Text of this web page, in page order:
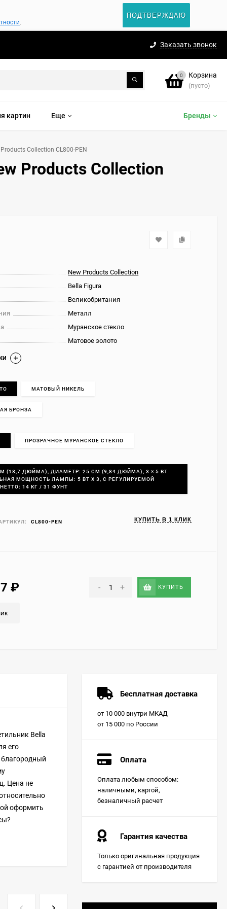
ПОДТВЕРЖДАЮ
Заказать звонок
0 Корзина
(пусто)
Бренды
картин Еще
Collection CL800-PEN
Products Collection
New Products Collection
Bella Figura
Великобритания
Металл
Муранское стекло
Матовое золото
МАТОВЫЙ НИКЕЛЬ
БРОНЗА
ПРОЗРАЧНОЕ МУРАНСКОЕ СТЕКЛО
(18,7 ДЮЙМА), ДИАМЕТР: 25 СМ (9,84 ДЮЙМА), 3 × 5 ВТ
МОЩНОСТЬ ЛАМПЫ: 5 ВТ X 3, С РЕГУЛИРУЕМОЙ
14 КГ / 31 ФУНТ
CL800-PEN КУПИТЬ В 1 КЛИК
₽ - + КУПИТЬ
Bella
его
благородный
Цена не
оформить
Бесплатная доставка
от 10 000 внутри МКАД
от 15 000 по России
Оплата
Оплата любым способом:
наличными, картой,
безналичный расчет
Гарантия качества
Только оригинальная продукция
с гарантией от производителя